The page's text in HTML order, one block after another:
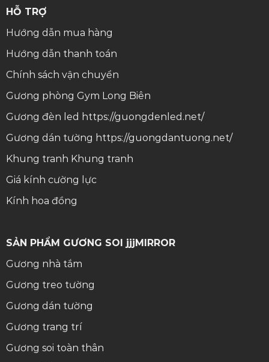
HỖ TRỢ
Hướng dẫn mua hàng
Hướng dẫn thanh toán
Chính sách vận chuyển
Gương phòng Gym Long Biên
Gương đèn led https://guongdenled.net/
Gương dán tường https://guongdantuong.net/
Khung tranh Khung tranh
Giá kính cường lực
Kính hoa đồng
SẢN PHẨM GƯƠNG SOI jjjMIRROR
Gương nhà tắm
Gương treo tường
Gương dán tường
Gương trang trí
Gương soi toàn thân